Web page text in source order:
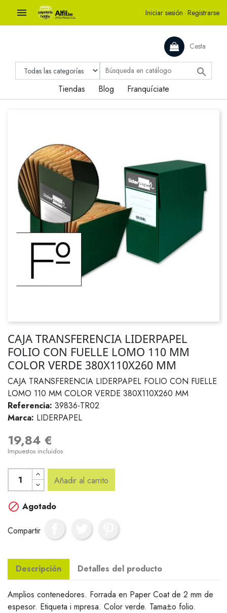
 Iniciar sesión · Registrarse
Cesta

Tiendas Blog Franquíciate
CAJA TRANSFERENCIA LIDERPAPEL
FOLIO CON FUELLE LOMO 110 MM
COLOR VERDE 380X110X260 MM
CAJA TRANSFERENCIA LIDERPAPEL FOLIO CON FUELLE
LOMO 110 MM COLOR VERDE 380X110X260 MM
Referencia: 39836-TR02
Marca: LIDERPAPEL
19,84 €
Impuestos incluidos
Añadir al carrito
 Agotado
Compartir
Descripción Detalles del producto
Amplios contenedores. Forrada en Paper Coat de 2 mm de
espesor. Etiqueta i mpresa. Color verde. Tama±o folio.